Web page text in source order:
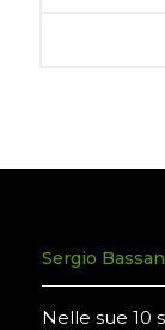
Sergio
Nelle sue 10